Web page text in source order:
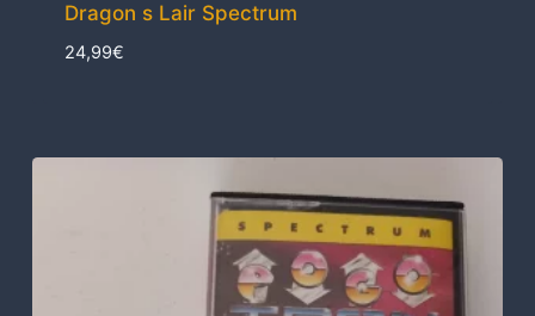
Dragon s Lair Spectrum
24,99€